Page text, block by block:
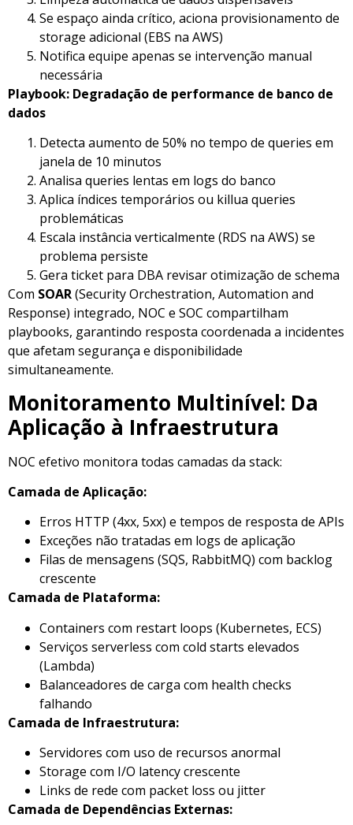
Se espaço ainda crítico, aciona provisionamento de
storage adicional (EBS na AWS)
Notifica equipe apenas se intervenção manual
necessária
Playbook: Degradação de performance de banco de
dados
Detecta aumento de 50% no tempo de queries em
janela de 10 minutos
Analisa queries lentas em logs do banco
Aplica índices temporários ou killua queries
problemáticas
Escala instância verticalmente (RDS na AWS) se
problema persiste
Gera ticket para DBA revisar otimização de schema
Com SOAR(Security Orchestration, Automation and
Response) integrado, NOC e SOC compartilham
playbooks, garantindo resposta coordenada a incidentes
que afetam segurança e disponibilidade
simultaneamente.
Monitoramento Multinível: Da
Aplicação à Infraestrutura
NOC efetivo monitora todas camadas da stack:
Camada de Aplicação:
Erros HTTP (4xx, 5xx) e tempos de resposta de APIs
Exceções não tratadas em logs de aplicação
Filas de mensagens (SQS, RabbitMQ) com backlog
crescente
Camada de Plataforma:
Containers com restart loops (Kubernetes, ECS)
Serviços serverless com cold starts elevados
(Lambda)
Balanceadores de carga com health checks
falhando
Camada de Infraestrutura:
Servidores com uso de recursos anormal
Storage com I/O latency crescente
Links de rede com packet loss ou jitter
Camada de Dependências Externas: